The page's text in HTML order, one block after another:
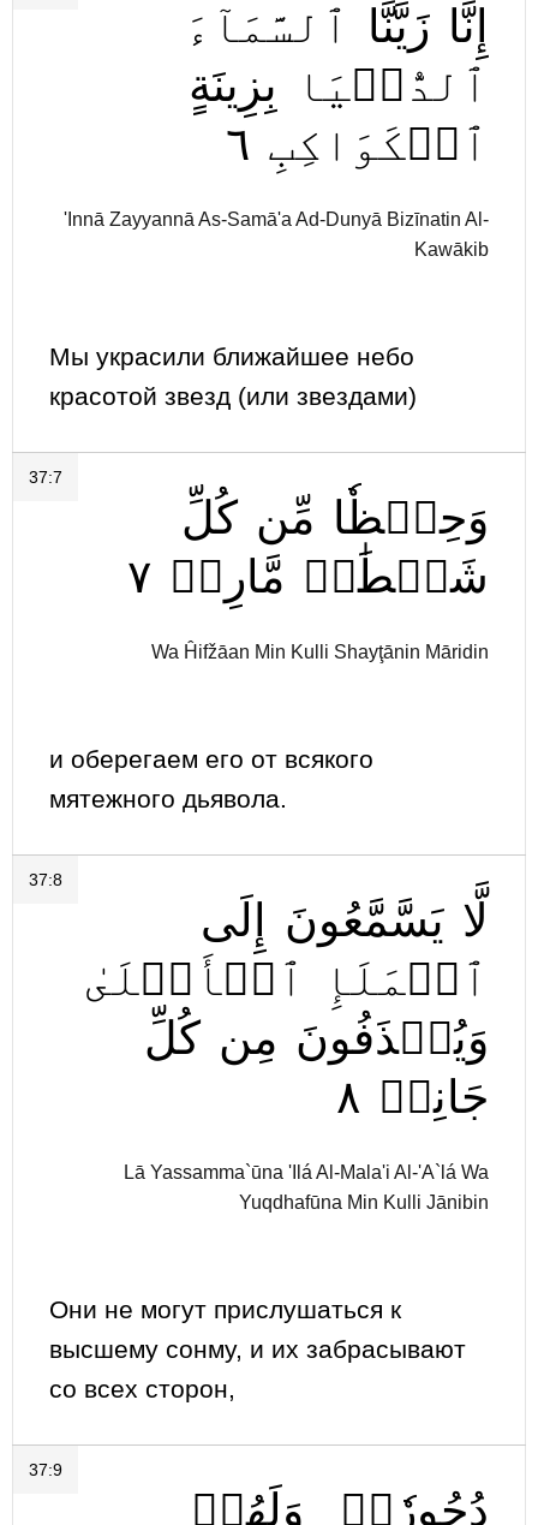
إِنَّا زَيَّنَّا ٱلسَّمَآءَ
ٱلدُّنۡيَا
بِزِينَةٍ
ٱلۡكَوَاكِبِ ٦
'Innā Zayyannā As-Samā'a Ad-Dunyā Bizīnatin Al-
Kawākib
Мы украсили ближайшее небо
красотой звезд (или звездами)
37:7
وَحِفۡظٗا مِّن كُلِّ
شَيۡطَٰنٖ مَّارِدٖ ٧
Wa Ĥifžāan Min Kulli Shayţānin Māridin
и оберегаем его от всякого
мятежного дьявола.
37:8
لَّا يَسَّمَّعُونَ
إِلَى
ٱلۡمَلَإِ
ٱلۡأَعۡلَىٰ
وَيُقۡذَفُونَ مِن كُلِّ
جَانِبٖ ٨
Lā Yassamma`ūna 'Ilá Al-Mala'i Al-'A`lá Wa
Yuqdhafūna Min Kulli Jānibin
Они не могут прислушаться к
высшему сонму, и их забрасывают
со всех сторон,
37:9
دُحُورٗاۖ وَلَهُمۡ